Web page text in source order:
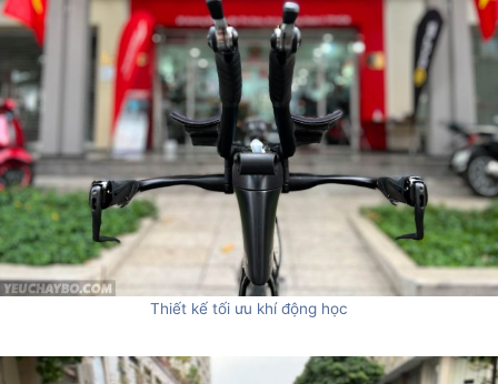
Thiết kế tối ưu khí động học